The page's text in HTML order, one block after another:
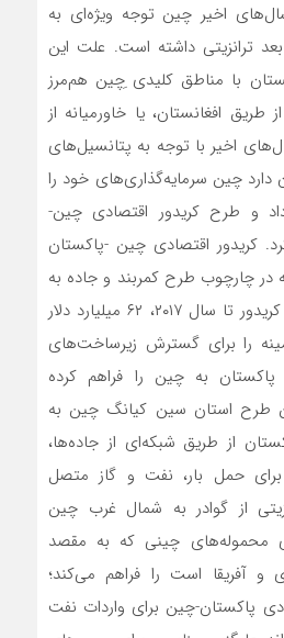
اخیر چین توجه ویژه‌ای به
ترانزیتی داشته است. علت این
با مناطق کلیدی ِچین هم‌مرز
افغانستان، یا خاورمیانه از
اخیر با توجه به پتانسیل‌های
دارد چین سرمایه‌گذاری‌های خود را
و طرح کریدور اقتصادی چین-
کریدور اقتصادی چین -پاکستان
در چارچوب طرح کمربند و جاده به
شمار می رود. طرح این کریدور تا سال ۲۰۱۷، ۶۲ میلیارد دلار
را برای گسترش زیرساخت‌های
به چین را فراهم کرده
طرح استان سین کیانگ چین به
از طریق شبکه‌ای از جاده‌ها،
حمل بار، نفت و گاز متصل
از گوادر به شمال غرب چین
محموله‌های چینی که به مقصد
و آفریقا است را فراهم می‌کند؛
پاکستان-چین برای واردات نفت